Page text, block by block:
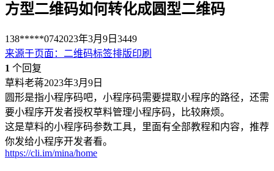
方型二维码如何转化成圆型二维码
138*****0742023年3月9日 3449
来源于页面 ： 二维码标签排版印刷
1 个回复
草料老蒋2023年3月9日
圆形是指小程序码吧，小程序码需要提取小程序的路径，还需
要小程序开发者授权草料管理小程序码，比较麻烦。
这是草料的小程序码参数工具，里面有全部教程和内容，推荐
你发给小程序开发者看。
https://cli.im/mina/home